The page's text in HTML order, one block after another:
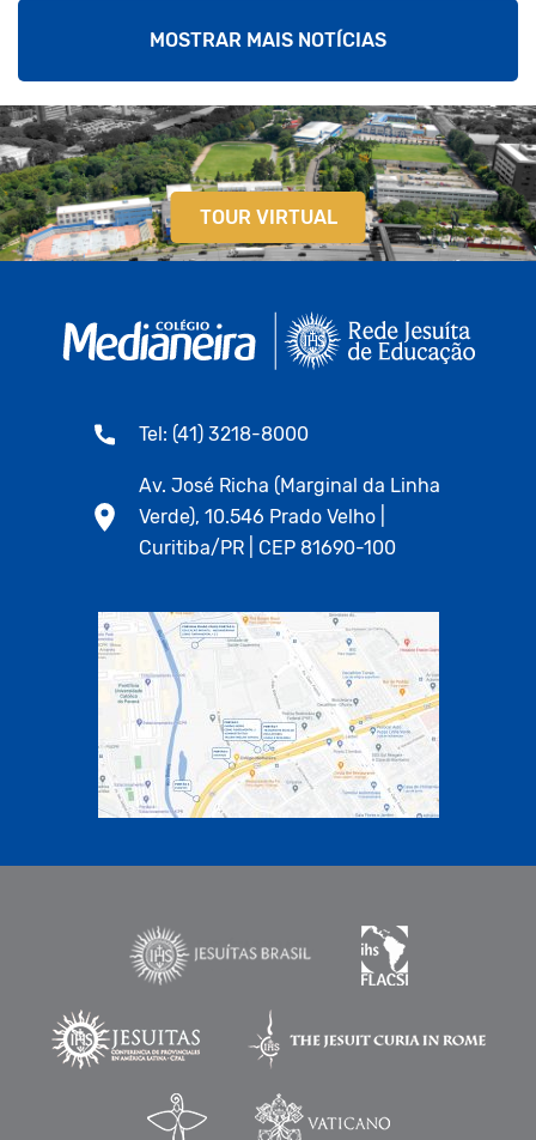
MOSTRAR MAIS NOTÍCIAS
TOUR VIRTUAL
Tel: (41) 3218-8000
Av. José Richa (Marginal da Linha
Verde), 10.546 Prado Velho |
Curitiba/PR | CEP 81690-100